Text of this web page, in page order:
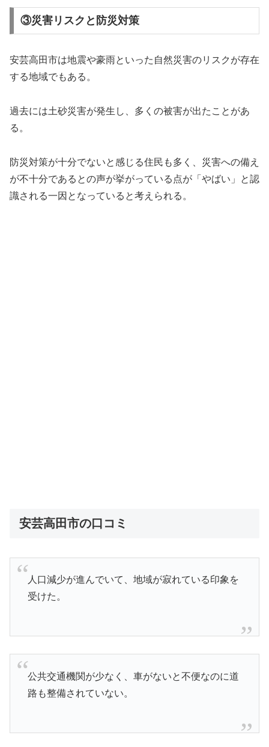
③災害リスクと防災対策
安芸高田市は地震や豪雨といった自然災害のリスクが存在
する地域でもある。
過去には土砂災害が発生し、多くの被害が出たことがあ
る。
防災対策が十分でないと感じる住民も多く、災害への備え
が不十分であるとの声が挙がっている点が「やばい」と認
識される一因となっていると考えられる。
安芸高田市の口コミ
人口減少が進んでいて、地域が寂れている印象を
受けた。
公共交通機関が少なく、車がないと不便なのに道
路も整備されていない。